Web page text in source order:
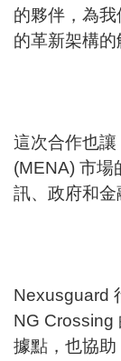
的夥伴，為
的革新架構的
這次合作也
(MENA) 市場
訊、政府和金
Nexusguard
NG Crossing
據點，也協